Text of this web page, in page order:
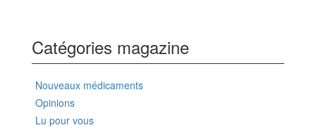
Catégories magazine
Nouveaux médicaments
Opinions
Lu pour vous